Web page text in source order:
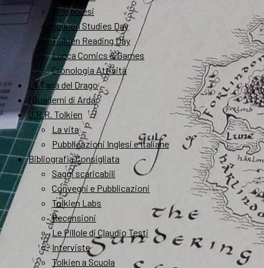
Mitopoiesi
Tolkien Studies Day
Tolkien Reading Day
Lucca Comics & Games
Cronologia Attività
La Tana del Drago
I Quaderni di Arda
J.R.R. Tolkien
La vita
Pubblicazioni Inglesi e Italiane
Bibliografia Consigliata
Saggi scaricabili
Convegni e Pubblicazioni
Tolkien Labs
Recensioni
Le Pillole di Claudio Testi
Interviste
Tolkien a Scuola